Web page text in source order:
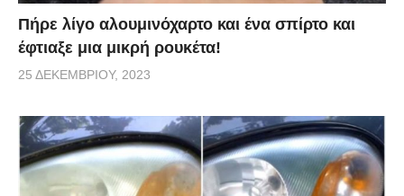
Πήρε λίγο αλουμινόχαρτο και ένα σπίρτο και
έφτιαξε μια μικρή ρουκέτα!
25 ΔΕΚΕΜΒΡΊΟΥ, 2023